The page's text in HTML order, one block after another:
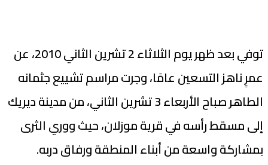
توفي بعد ظهر يوم الثلاثاء 2 تشرين الثاني 2010، عن
عمرٍ ناهز التسعين عامًا، وجرت مراسم تشييع جثمانه
الطاهر صباح الأربعاء 3 تشرين الثاني، من مدينة ديريك
إلى مسقط رأسه في قرية موزلان، حيث ووري الثرى
بمشاركة واسعة من أبناء المنطقة ورفاق دربه.